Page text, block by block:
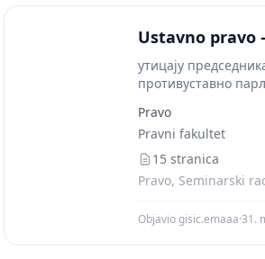
Ustavno pravo
утицају
противуставно
Pravo
Pravni fakultet
15 stranica
Pravo, Seminarski
Objavio gisic.emaaa·31.